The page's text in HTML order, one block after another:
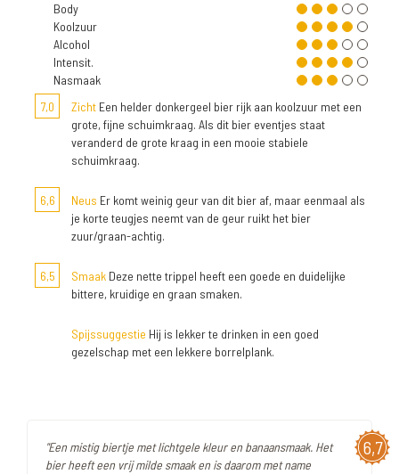
Body
Koolzuur
Alcohol
Intensit.
Nasmaak
7,0
Zicht Een helder donkergeel bier rijk aan koolzuur met een
grote, fijne schuimkraag. Als dit bier eventjes staat
veranderd de grote kraag in een mooie stabiele
schuimkraag.
6,6 Neus Er komt weinig geur van dit bier af, maar eenmaal als
je korte teugjes neemt van de geur ruikt het bier
zuur/graan-achtig.
6,5 Smaak Deze nette trippel heeft een goede en duidelijke
bittere, kruidige en graan smaken.
Spijssuggestie Hij is lekker te drinken in een goed
gezelschap met een lekkere borrelplank.
6,7
"Een mistig biertje met lichtgele kleur en banaansmaak. Het
bier heeft een vrij milde smaak en is daarom met name